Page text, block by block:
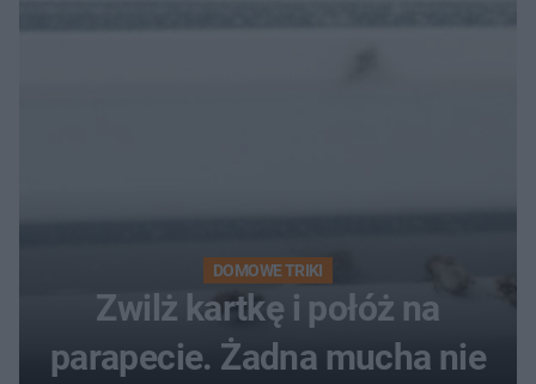
DOMOWE TRIKI
Zwilż kartkę i połóż na
parapecie. Żadna mucha nie